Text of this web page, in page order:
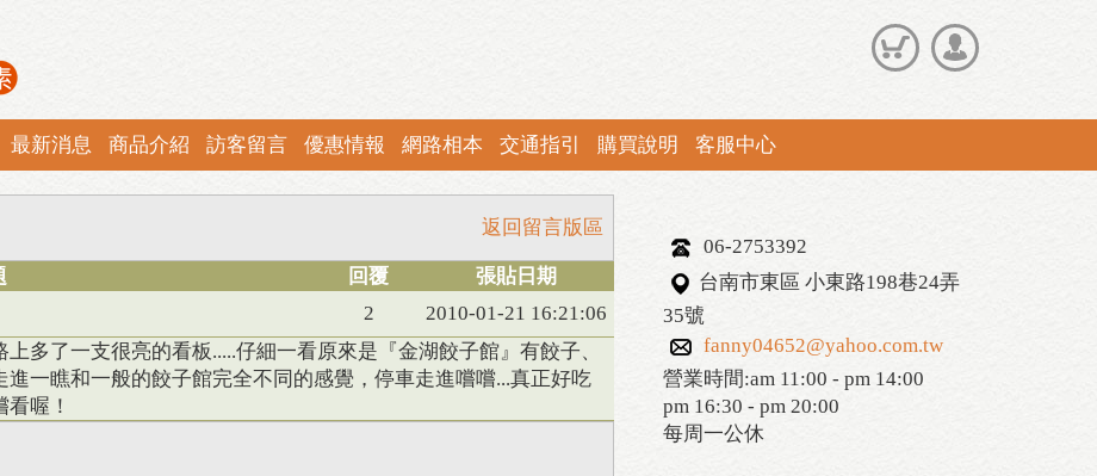
最新消息 商品介紹 訪客留言 優惠情報 網路相本 交通指引 購買說明 客服中心
返回留言版區
回覆 張貼日期
2
2010-01-21 16:21:06
多了一支很亮的看板.....仔細一看原來是『金湖餃子館』有餃子、
進一瞧和一般的餃子館完全不同的感覺，停車走進嚐嚐...真正好吃
喔！
06-2753392
台南市東區 小東路198巷24弄
35號
fanny04652@yahoo.com.tw
營業時間:am 11:00 - pm 14:00
pm 16:30 - pm 20:00
每周一公休